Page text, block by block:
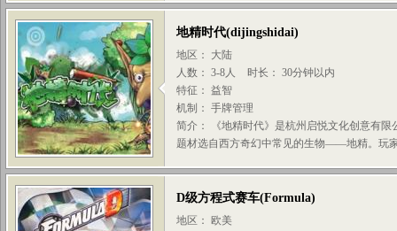
地精时代(dijingshidai)
地区： 大陆
人数： 3-8人
时长： 30分钟以内
特征： 益智
机制： 手牌管理
简介： 《地精时代》是杭州启悦文化创意有
题材选自西方奇幻中常见的生物——地精。玩
D级方程式赛车(Formula)
地区： 欧美